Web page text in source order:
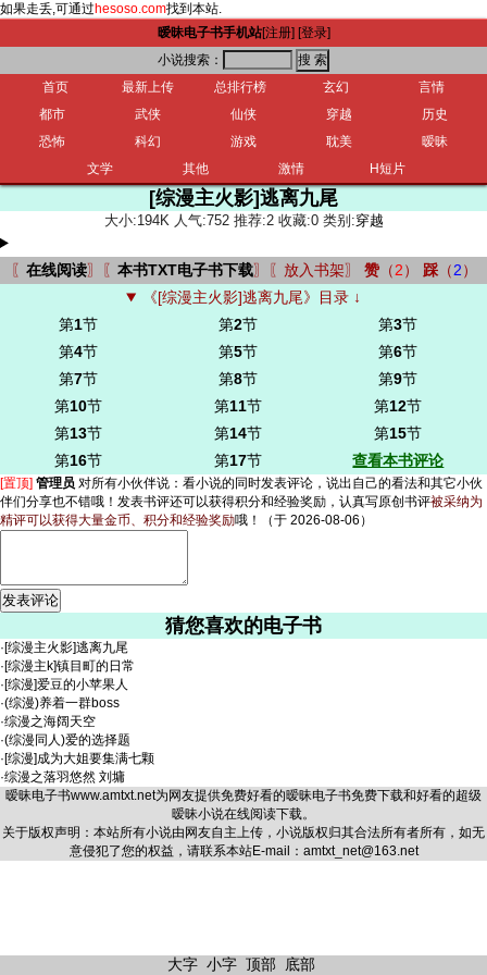
如果走丢,可通过hesoso.com找到本站.
暧昧电子书手机站[注册] [登录]
小说搜索：
首页
最新上传 总排行榜 玄幻
言情
都市
武侠 仙侠 穿越
历史
恐怖
科幻 游戏 耽美
暧昧
文学
其他 激情 H短片
[综漫主火影]逃离九尾
大小:194K 人气:752 推荐:2 收藏:0 类别:穿越
〖 在线阅读〗〖 本书TXT电子书下载〗〖 放入书架〗 赞（2） 踩（2）
《[综漫主火影]逃离九尾》目录 ↓
第1节 第2节 第3节
第4节 第5节 第6节
第7节 第8节 第9节
第10节 第11节 第12节
第13节 第14节 第15节
第16节 第17节 查看本书评论
[置顶] 管理员 对所有小伙伴说： 看小说的同时发表评论，说出自己的看法和其它小伙
伴们分享也不错哦！发表书评还可以获得积分和经验奖励，认真写原创书评被采纳为
精评可以获得大量金币、积分和经验奖励哦！ （于 2026-08-06）
猜您喜欢的电子书
·[综漫主火影]逃离九尾
·[综漫主k]镇目町的日常
·[综漫]爱豆的小苹果人
·(综漫)养着一群boss
·综漫之海阔天空
·(综漫同人)爱的选择题
·[综漫]成为大姐要集满七颗
·综漫之落羽悠然 刘墉
大字 小字 顶部 底部
暧昧电子书www.amtxt.net为网友提供免费好看的暧昧电子书免费下载和好看的超级
暧昧小说在线阅读下载。
关于版权声明：本站所有小说由网友自主上传，小说版权归其合法所有者所有，如无
意侵犯了您的权益，请联系本站E-mail：amtxt_net@163.net